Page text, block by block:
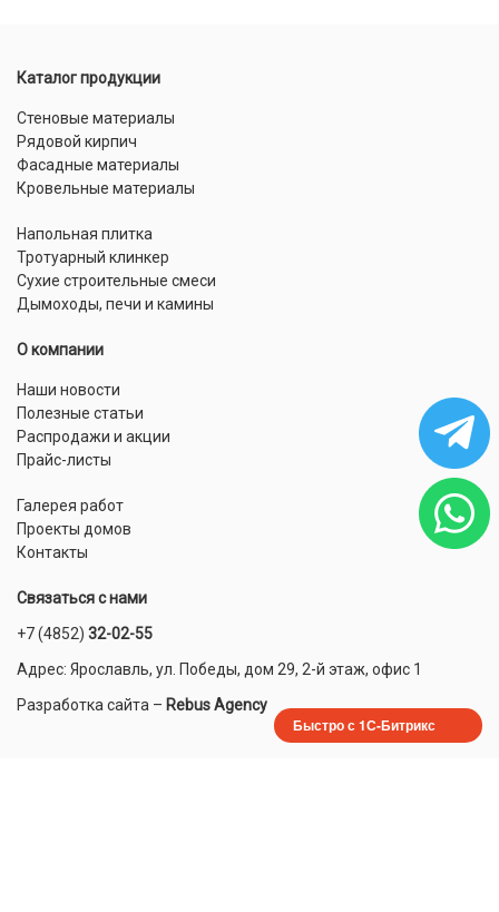
Каталог продукции
Стеновые материалы
Рядовой кирпич
Фасадные материалы
Кровельные материалы
Напольная плитка
Тротуарный клинкер
Сухие строительные смеси
Дымоходы, печи и камины
О компании
Наши новости
Полезные статьи
Распродажи и акции
Прайс-листы
Галерея работ
Проекты домов
Контакты
Связаться с нами
+7 (4852) 32-02-55
Адрес: Ярославль, ул. Победы, дом 29, 2-й этаж, офис 1
Разработка сайта – Rebus Agency
Быстро с 1С-Битрикс